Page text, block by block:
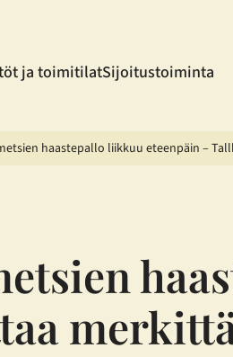
ja toimitilatSijoitustoiminta
haastepallo liikkuu eteenpäin –